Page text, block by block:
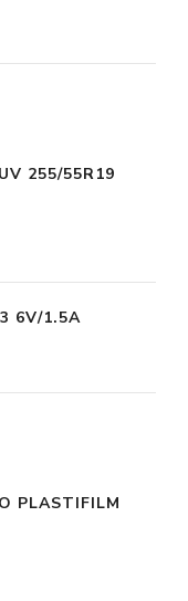
255/55R19
6V/1.5A
PLASTIFILM